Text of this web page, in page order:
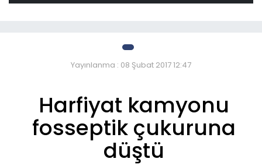
Yayınlanma : 08 Şubat 2017 12:47
Harfiyat kamyonu
fosseptik çukuruna
düştü